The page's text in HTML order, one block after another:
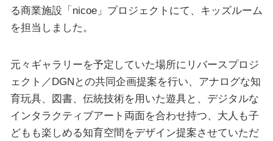
る商業施設「nicoe」プロジェクトにて、キッズルーム
を担当しました。
元々ギャラリーを予定していた場所にリバースプロジ
ェクト／DGNとの共同企画提案を行い、アナログな知
育玩具、図書、伝統技術を用いた遊具と、デジタルな
インタラクティブアート両面を合わせ持つ、大人も子
どもも楽しめる知育空間をデザイン提案させていただ